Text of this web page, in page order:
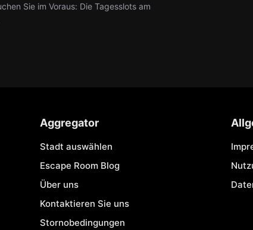
Sie im Voraus: Die Tagesslots am
Aggregator
Stadt auswählen
Escape Room Blog
Über uns
Kontaktieren Sie uns
Stornobedingungen